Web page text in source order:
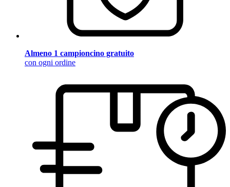
Almeno 1 campioncino gratuito
con ogni ordine